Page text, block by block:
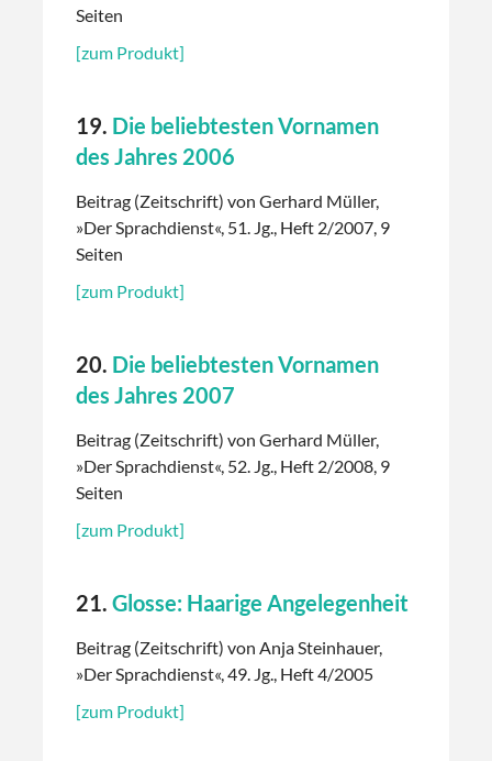
Seiten
[zum Produkt]
19. Die beliebtesten Vornamen
des Jahres 2006
Beitrag (Zeitschrift) von Gerhard Müller,
»Der Sprachdienst«, 51. Jg., Heft 2/2007, 9
Seiten
[zum Produkt]
20. Die beliebtesten Vornamen
des Jahres 2007
Beitrag (Zeitschrift) von Gerhard Müller,
»Der Sprachdienst«, 52. Jg., Heft 2/2008, 9
Seiten
[zum Produkt]
21. Glosse: Haarige Angelegenheit
Beitrag (Zeitschrift) von Anja Steinhauer,
»Der Sprachdienst«, 49. Jg., Heft 4/2005
[zum Produkt]